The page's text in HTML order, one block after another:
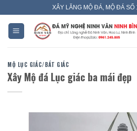
content
XÂY LĂNG MỘ ĐÁ, MỘ ĐÁ SỐ
MỘ LỤC GIÁC/BÁT GIÁC
Xây Mộ đá Lục giác ba mái đẹp